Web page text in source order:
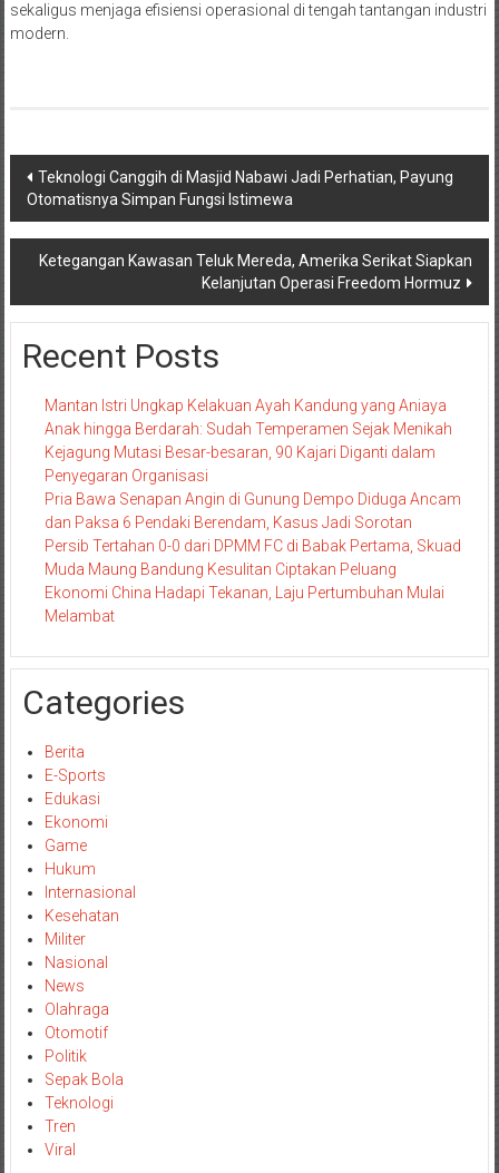
sekaligus menjaga efisiensi operasional di tengah tantangan industri
modern.
Navigasi
pos
Teknologi Canggih di Masjid Nabawi Jadi Perhatian, Payung
Otomatisnya Simpan Fungsi Istimewa
Ketegangan Kawasan Teluk Mereda, Amerika Serikat Siapkan
Kelanjutan Operasi Freedom Hormuz
Recent Posts
Mantan Istri Ungkap Kelakuan Ayah Kandung yang Aniaya
Anak hingga Berdarah: Sudah Temperamen Sejak Menikah
Kejagung Mutasi Besar-besaran, 90 Kajari Diganti dalam
Penyegaran Organisasi
Pria Bawa Senapan Angin di Gunung Dempo Diduga Ancam
dan Paksa 6 Pendaki Berendam, Kasus Jadi Sorotan
Persib Tertahan 0-0 dari DPMM FC di Babak Pertama, Skuad
Muda Maung Bandung Kesulitan Ciptakan Peluang
Ekonomi China Hadapi Tekanan, Laju Pertumbuhan Mulai
Melambat
Categories
Berita
E-Sports
Edukasi
Ekonomi
Game
Hukum
Internasional
Kesehatan
Militer
Nasional
News
Olahraga
Otomotif
Politik
Sepak Bola
Teknologi
Tren
Viral